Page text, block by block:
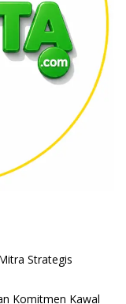
Strategis
Komitmen Kawal